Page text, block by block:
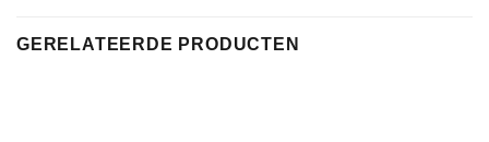
GERELATEERDE PRODUCTEN